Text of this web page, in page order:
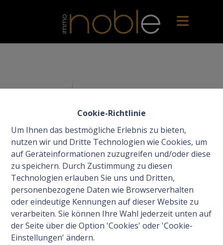
Cookie-Richtlinie
Um Ihnen das bestmögliche Erlebnis zu bieten,
nutzen wir und Dritte Technologien wie Cookies, um
auf Geräteinformationen zuzugreifen und/oder diese
zu speichern. Durch Zustimmung zu diesen
Technologien erlauben Sie uns und Dritten,
personenbezogene Daten wie Browserverhalten
oder eindeutige Kennungen auf dieser Website zu
verarbeiten. Sie können Ihre Wahl jederzeit unten auf
der Seite über die Option 'Cookies' oder 'Cookie-
Einstellungen' ändern.